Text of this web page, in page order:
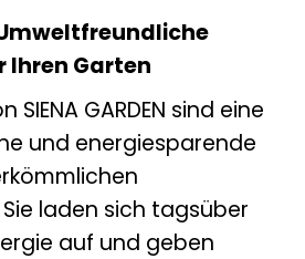
Ihren Garten
GARDEN sind eine
und energiesparende
laden sich tagsüber
auf und geben